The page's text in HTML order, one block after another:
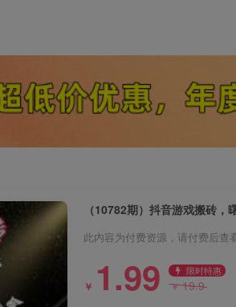
此内容为付费资源，请付费后查
￥ 1.99 限时特惠
￥19.9